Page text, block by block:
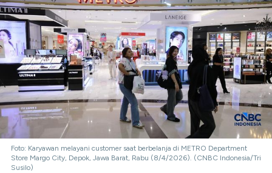
Foto: Karyawan melayani customer saat berbelanja di METRO Department
Store Margo City, Depok, Jawa Barat, Rabu (8/4/2026). (CNBC Indonesia/Tri
Susilo)